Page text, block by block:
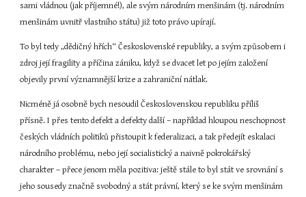
sami vládnou (jak příjemné!), ale svým národním menšinám (tj. národním
menšinám uvnitř vlastního státu) již toto právo upírají.
To byl tedy „dědičný hřích“ Československé republiky, a svým způsobem i
zdroj její fragility a příčina zániku, když se dvacet let po jejím založení
objevily první významnější krize a zahraniční nátlak.
Nicméně já osobně bych nesoudil Československou republiku příliš
přísně. I přes tento defekt a defekty další – například hloupou neschopnost
českých vládních politiků přistoupit k federalizaci, a tak předejít eskalaci
národního problému, nebo její socialistický a naivně pokrokářský
charakter – přece jenom měla pozitiva: ještě stále to byl stát ve srovnání s
jeho sousedy značně svobodný a stát právní, který se ke svým menšinám